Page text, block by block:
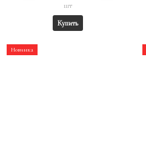
шт
Купить
Новинка